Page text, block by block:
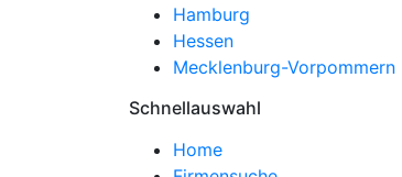
Hamburg
Hessen
Mecklenburg-Vorpommern
Schnellauswahl
Home